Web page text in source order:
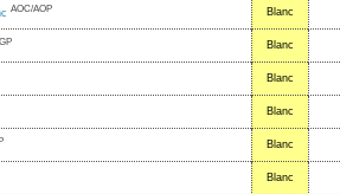
AOC/AOP Blanc
IGP Blanc
Blanc
Blanc
Blanc
Blanc